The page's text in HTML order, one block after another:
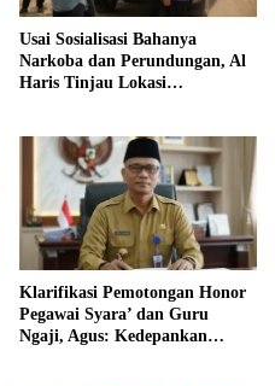
Usai Sosialisasi Bahanya
Narkoba dan Perundungan, Al
Haris Tinjau Lokasi
Klarifikasi Pemotongan Honor
Pegawai Syara’ dan Guru
Ngaji, Agus: Kedepankan